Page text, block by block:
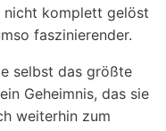
nicht komplett gelöst
faszinierender.
selbst das größte
Geheimnis, das sie
weiterhin zum